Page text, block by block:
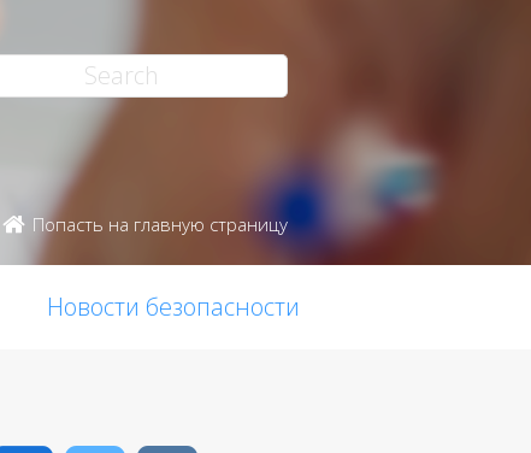
Попасть на главную страницу
Новости безопасности